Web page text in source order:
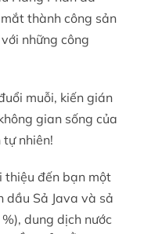
thành công sản
những công
muỗi, kiến gián
gian sống của
nhiên!
đến bạn một
dầu Sả Java và sả
dung dịch nước